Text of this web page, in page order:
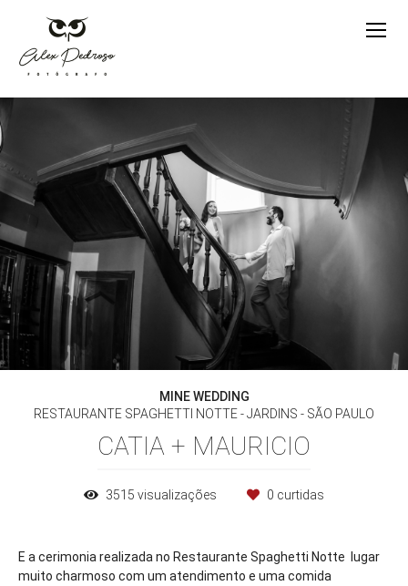
MINE WEDDING
RESTAURANTE SPAGHETTI NOTTE - JARDINS - SÃO PAULO
CATIA + MAURICIO
3515 visualizações 0 curtidas
E a cerimonia realizada no Restaurante Spaghetti Notte lugar
muito charmoso com um atendimento e uma comida